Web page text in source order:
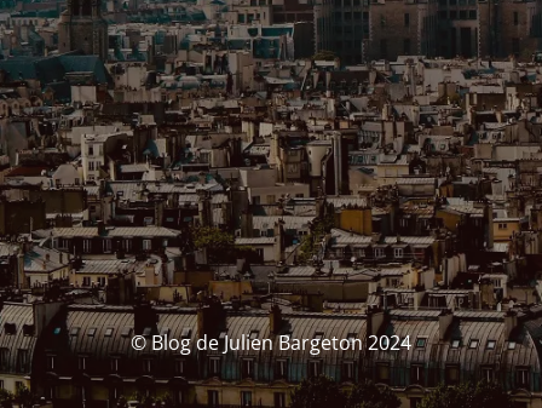
© Blog de Julien Bargeton 2024